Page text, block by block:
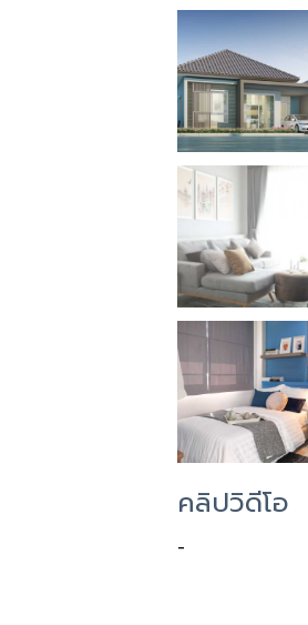
คลิปวิดีโอ
-